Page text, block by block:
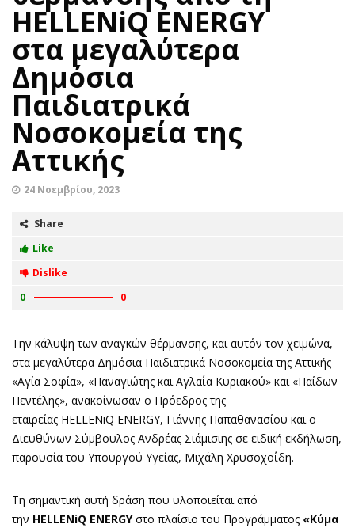
HELLENiQ ENERGY
στα μεγαλύτερα
Δημόσια
Παιδιατρικά
Νοσοκομεία της
Αττικής
24 Νοεμβρίου, 2023
Share
Like
Dislike
0
0
Την κάλυψη των αναγκών θέρμανσης, και αυτόν τον χειμώνα,
στα μεγαλύτερα Δημόσια Παιδιατρικά Νοσοκομεία της Αττικής
«Αγία Σοφία», «Παναγιώτης και Αγλαΐα Κυριακού» και «Παίδων
Πεντέλης», ανακοίνωσαν ο Πρόεδρος της
εταιρείας HELLENiQ ENERGY, Γιάννης Παπαθανασίου και ο
Διευθύνων Σύμβουλος Ανδρέας Σιάμισιης σε ειδική εκδήλωση,
παρουσία του Υπουργού Υγείας, Μιχάλη Χρυσοχοΐδη.
Τη σημαντική αυτή δράση που υλοποιείται από
την HELLENiQ ENERGYστο πλαίσιο του Προγράμματος «Κύμα